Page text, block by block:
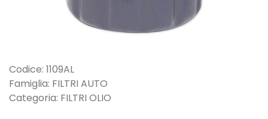
Codice: 1109AL
Famiglia: FILTRI AUTO
Categoria: FILTRI OLIO